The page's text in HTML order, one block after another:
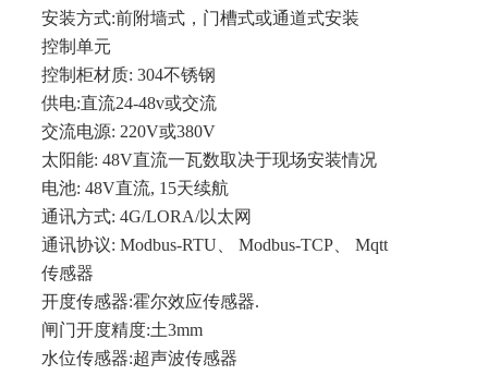
安装方式:前附墙式，门槽式或通道式安装
控制单元
控制柜材质: 304不锈钢
供电:直流24-48v或交流
交流电源: 220V或380V
太阳能: 48V直流一瓦数取决于现场安装情况
电池: 48V直流, 15天续航
通讯方式: 4G/LORA/以太网
通讯协议: Modbus-RTU、 Modbus-TCP、 Mqtt
传感器
开度传感器:霍尔效应传感器.
闸门开度精度:土3mm
水位传感器:超声波传感器